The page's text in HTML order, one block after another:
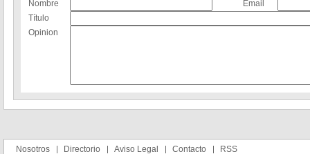
Nombre
Email
Título
Opinion
Nosotros Directorio Aviso Legal Contacto RSS